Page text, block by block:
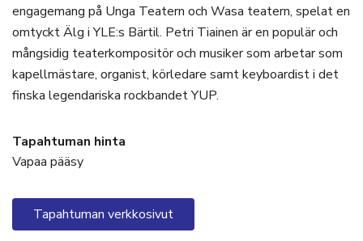
engagemang på Unga Teatern och Wasa teatern, spelat en
omtyckt Älg i YLE:s Bärtil. Petri Tiainen är en populär och
mångsidig teaterkompositör och musiker som arbetar som
kapellmästare, organist, körledare samt keyboardist i det
finska legendariska rockbandet YUP.
Tapahtuman hinta
Vapaa pääsy
Tapahtuman verkkosivut